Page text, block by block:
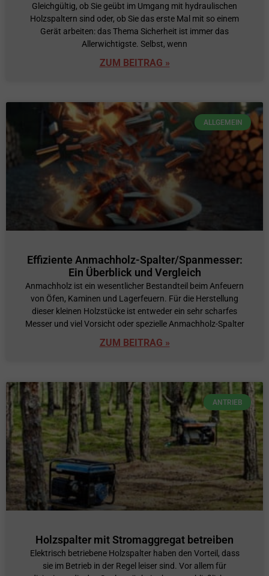
Gleichgültig, ob Sie geübt im Umgang mit hydraulischen
Holzspaltern sind oder, ob Sie das erste Mal mit so einem
Gerät arbeiten: das Thema Sicherheit ist immer das
Allerwichtigste. Selbst, wenn
ZUM BEITRAG »
ALLGEMEIN
Effiziente Anmachholz-Spalter/Spanmesser:
Ein Überblick und Vergleich
Anmachholz ist ein wesentlicher Bestandteil beim Anfeuern
von Öfen, Kaminen und Lagerfeuern. Für die Herstellung
dieser kleinen Holzstücke ist entweder ein sehr scharfes
Messer und viel Vorsicht oder spezielle Anmachholz-Spalter
ZUM BEITRAG »
ANTRIEB
Holzspalter mit Stromaggregat betreiben
Elektrisch betriebene Holzspalter haben den Vorteil, dass
sie im Betrieb in der Regel leiser sind. Vor allem für